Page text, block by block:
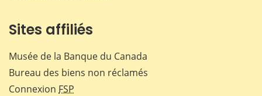
Sites affiliés
Musée de la Banque du Canada
Bureau des biens non réclamés
Connexion FSP